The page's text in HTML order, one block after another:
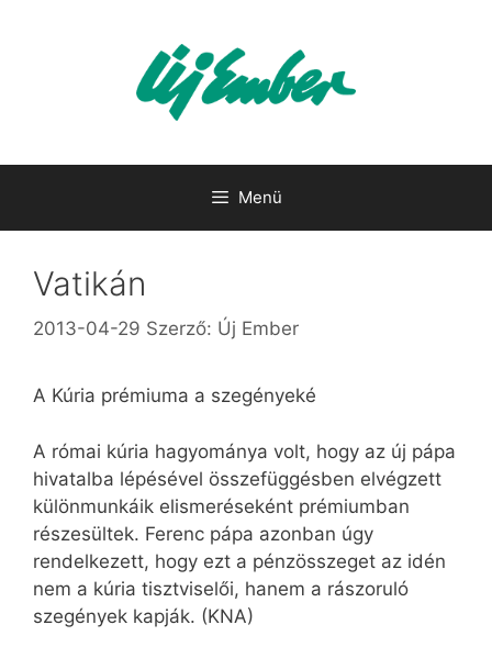
Menü
Vatikán
2013-04-29 Szerző: Új Ember
A Kúria prémiuma a szegényeké
A római kúria hagyománya volt, hogy az új pápa
hivatalba lépésével összefüggésben elvégzett
különmunkáik elismeréseként prémiumban
részesültek. Ferenc pápa azonban úgy
rendelkezett, hogy ezt a pénzösszeget az idén
nem a kúria tisztviselői, hanem a rászoruló
szegények kapják. (KNA)